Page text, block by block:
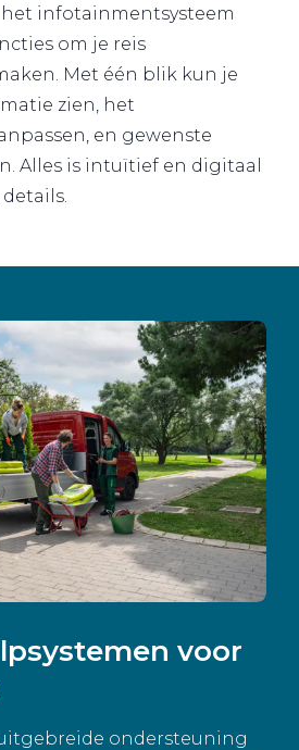
infotainmentsysteem
om je reis
Met één blik kun je
zien, het
en gewenste
Alles is intuïtief en digitaal
voor
ondersteuning